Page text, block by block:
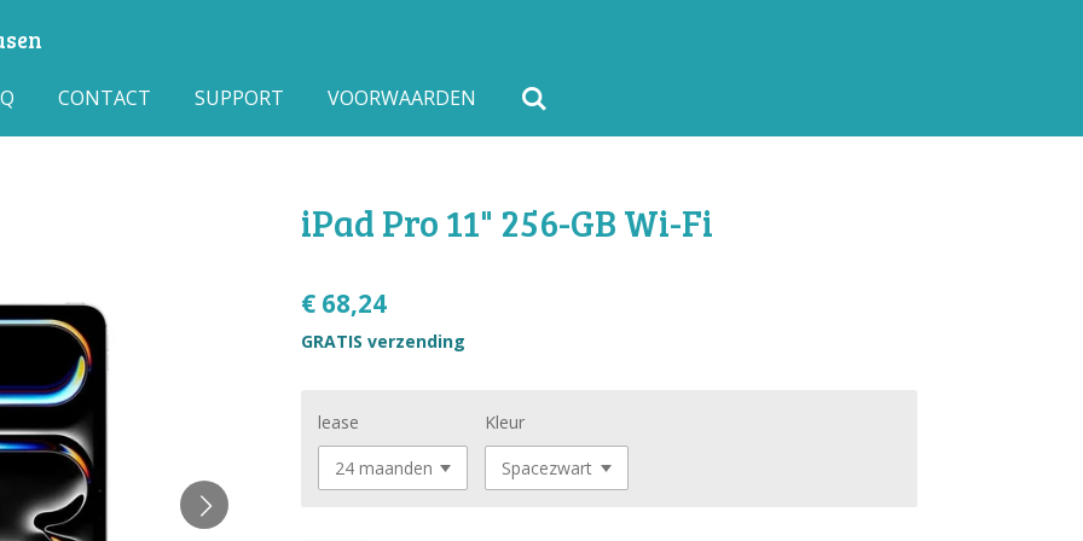
CONTACT SUPPORT VOORWAARDEN
iPad Pro 11" 256-GB Wi-Fi
€ 68,24
GRATIS verzending
lease Kleur